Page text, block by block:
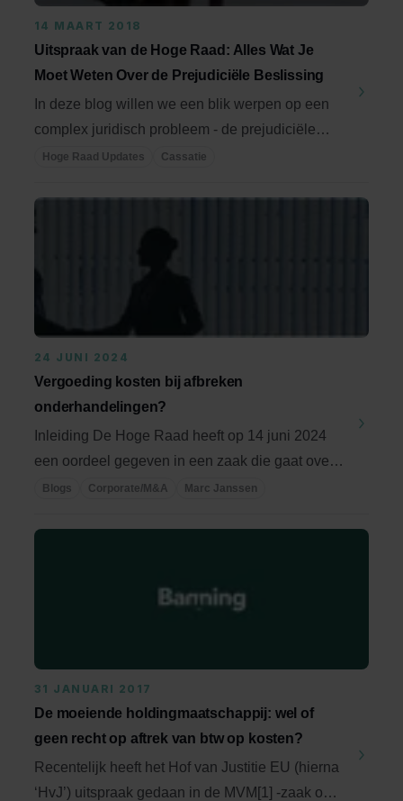
14 MAART 2018
Uitspraak van de Hoge Raad: Alles Wat Je
Moet Weten Over de Prejudiciële Beslissing
In deze blog willen we een blik werpen op een
complex juridisch probleem - de prejudiciële
vragen. ...
Hoge Raad Updates Cassatie
24 JUNI 2024
Vergoeding kosten bij afbreken
onderhandelingen?
Inleiding De Hoge Raad heeft op 14 juni 2024
een oordeel gegeven in een zaak die gaat over
de ...
Blogs Corporate/M&A Marc Janssen
31 JANUARI 2017
De moeiende holdingmaatschappij: wel of
geen recht op aftrek van btw op kosten?
Recentelijk heeft het Hof van Justitie EU (hierna
‘HvJ’) uitspraak gedaan in de MVM[1] -zaak over